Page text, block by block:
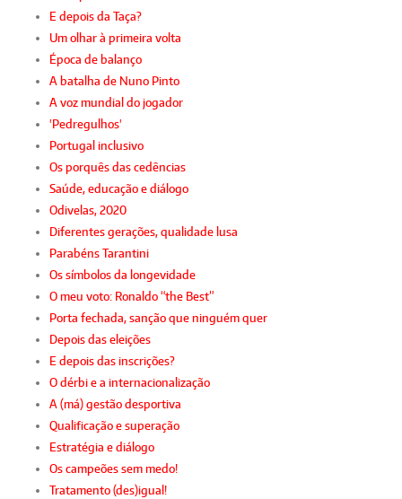
E depois da Taça?
Um olhar à primeira volta
Época de balanço
A batalha de Nuno Pinto
A voz mundial do jogador
'Pedregulhos'
Portugal inclusivo
Os porquês das cedências
Saúde, educação e diálogo
Odivelas, 2020
Diferentes gerações, qualidade lusa
Parabéns Tarantini
Os símbolos da longevidade
O meu voto: Ronaldo “the Best”
Porta fechada, sanção que ninguém quer
Depois das eleições
E depois das inscrições?
O dérbi e a internacionalização
A (má) gestão desportiva
Qualificação e superação
Estratégia e diálogo
Os campeões sem medo!
Tratamento (des)igual!